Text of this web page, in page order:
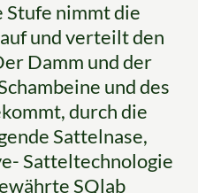
Stufe nimmt die
und verteilt den
Damm und der
und des
durch die
Sattelnase,
Satteltechnologie
SQlab